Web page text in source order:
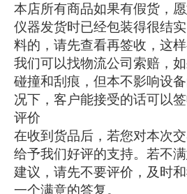
本店所有商品如果有假货，
仪器发货时已经包装得很结
料的，请先查看再签收，这
我们可以找物流公司索赔，
碰撞和刮痕，但本不影响设
况下，客户能接受的话可以签
评价
在收到货品后，若您对本次
给予我们好评的支持。若不
建议，请先不要评价，及时
一个满意的答复。